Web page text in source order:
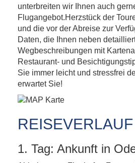
unterbreiten wir Ihnen auch
Flugangebot.Herzstück der
und die vor der Abreise zur
Daten, die Ihnen neben
Wegbeschreibungen mit
Restaurant- und
Sie immer leicht und stressfrei
erwartet Sie!
REISEVERLAUF
1. Tag: Ankunft in